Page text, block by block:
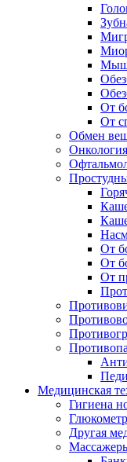
От
От
Обмен
Онкология
От
От
От
Медицинская
Гигиена
Другая